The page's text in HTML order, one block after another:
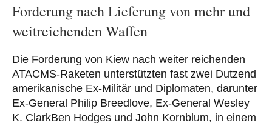
Forderung nach Lieferung von mehr und
weitreichenden Waffen
Die Forderung von Kiew nach weiter reichenden
ATACMS-Raketen unterstützten fast zwei Dutzend
amerikanische Ex-Militär und Diplomaten, darunter
Ex-General Philip Breedlove, Ex-General Wesley
K. ClarkBen Hodges und John Kornblum, in einem